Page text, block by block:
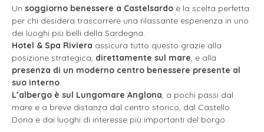
Un soggiorno benessere a Castelsardo è la scelta perfetta
per chi desidera trascorrere una rilassante esperienza in uno
dei luoghi più belli della Sardegna.
Hotel & Spa Riviera assicura tutto questo grazie alla
posizione strategica, direttamente sul mare, e alla
presenza di un moderno centro benessere presente al
suo interno.
L’albergo è sul Lungomare Anglona, a pochi passi dal
mare e a breve distanza dal centro storico, dal Castello
Doria e dai luoghi di interesse più importanti del borgo.